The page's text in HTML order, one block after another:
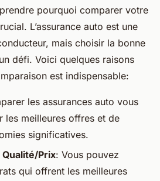
pourquoi comparer votre
L’assurance auto est une
mais choisir la bonne
défi. Voici quelques raisons
est indispensable:
les assurances auto vous
les meilleures offres et de
significatives.
Prix: Vous pouvez
qui offrent les meilleures